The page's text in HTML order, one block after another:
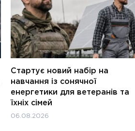
Стартує новий набір на
навчання із сонячної
енергетики для ветеранів та
їхніх сімей
06.08.2026